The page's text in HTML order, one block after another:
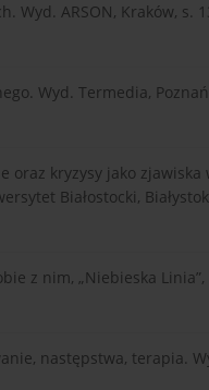
Wyd. ARSON, Kraków, s.
Wyd. Termedia,
oraz kryzysy jako
Białostocki,
z nim, „Niebieska
następstwa, terapia.